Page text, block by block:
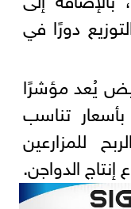
دورًا في
يُعد مؤشرًا
بأسعار تناسب
للمزارعين
الدواجن.